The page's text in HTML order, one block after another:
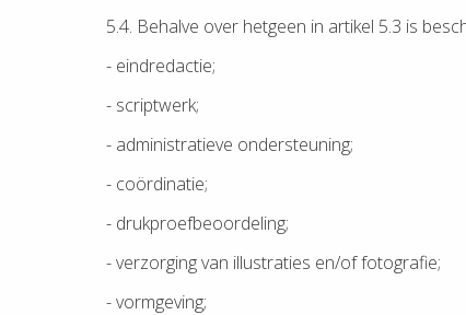
5.4. Behalve over hetgeen in artikel 5.3 is
- eindredactie;
- scriptwerk;
- administratieve ondersteuning;
- coördinatie;
- drukproefbeoordeling;
- verzorging van illustraties en/of fotografie;
- vormgeving;